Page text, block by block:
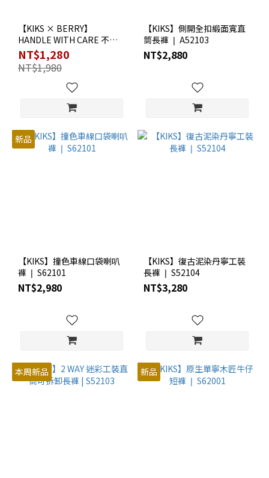
【KIKS × BERRY】
HANDLE WITH CARE 不修
邊棉質短褲 | S5BR2002
NT$1,280
NT$1,980
【KIKS】側開全扣緞面寬直
筒長褲 ❘ A52103
NT$2,880
新品
【KIKS】撞色車線口袋喇叭
褲 ❘ S62101
NT$2,980
【KIKS】復古泥染丹寧工裝
長褲 ❘ S52104
NT$3,280
本周新品 新品